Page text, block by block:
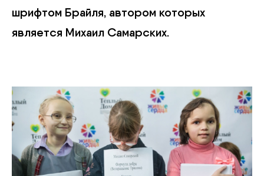
шрифтом Брайля, автором которых
является Михаил Самарских.